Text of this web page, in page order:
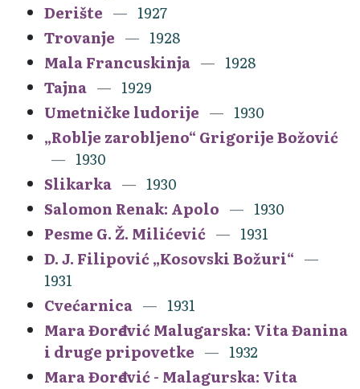
Derište
1927
Trovanje
1928
Mala Francuskinja
1928
Tajna
1929
Umetničke ludorije
1930
„Roblje zarobljeno“ Grigorije Božović
1930
Slikarka
1930
Salomon Renak: Apolo
1930
Pesme G. Ž. Milićević
1931
D. J. Filipović „Kosovski Božuri“
1931
Cvećarnica
1931
Mara Đorđević Malugarska: Vita Đanina
i druge pripovetke
1932
Mara Đorđević - Malagurska: Vita